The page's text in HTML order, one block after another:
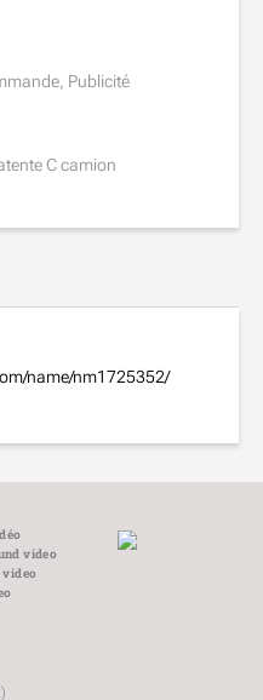
Publicité
C camion
name/nm1725352/
video
video